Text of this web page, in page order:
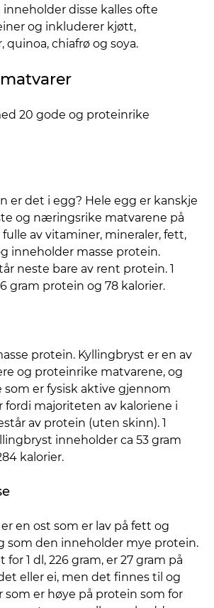
disse kalles ofte
og inkluderer kjøtt,
chiafrø og soya.
20 gode og proteinrike
er det i egg? Hele egg er kanskje
og næringsrike matvarene på
fulle av vitaminer, mineraler, fett,
inneholder masse protein.
neste bare av rent protein. 1
gram protein og 78 kalorier.
protein. Kyllingbryst er en av
og proteinrike matvarene, og
som er fysisk aktive gjennom
majoriteten av kaloriene i
av protein (uten skinn). 1
inneholder ca 53 gram
kalorier.
en ost som er lav på fett og
som den inneholder mye protein.
1 dl, 226 gram, er 27 gram på
eller ei, men det finnes til og
som er høye på protein som for